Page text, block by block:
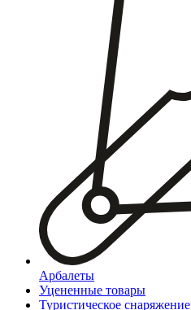
Арбалеты
Уцененные товары
Туристическое снаряжение